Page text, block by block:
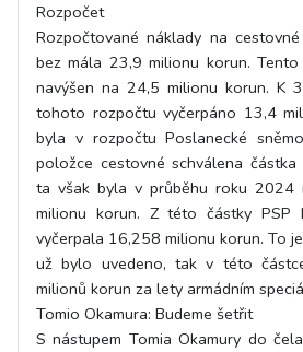
Rozpočet
Rozpočtované náklady na
bez mála 23,9 milionu korun.
navýšen na 24,5 milionu korun. K
tohoto rozpočtu vyčerpáno 13,4
byla v rozpočtu Poslanecké
položce cestovné schválena
ta však byla v průběhu roku 2024
milionu korun. Z této částky
vyčerpala 16,258 milionu korun. To
už bylo uvedeno, tak v této
milionů korun za lety armádním
Tomio Okamura: Budeme šetřit
S nástupem Tomia Okamury do